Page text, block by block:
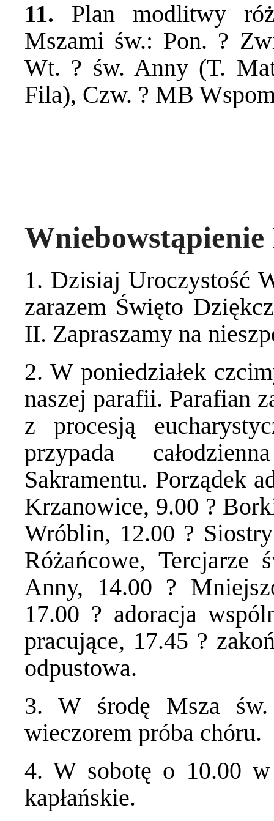
11. Plan modlitwy
Mszami św.: Pon. ?
Wt. ? św. Anny (T.
Fila), Czw. ? MB
Wniebowstąpienie
1. Dzisiaj Uroczystość
zarazem Święto
II. Zapraszamy na
2. W poniedziałek
naszej parafii. Parafian
z procesją
przypada
Sakramentu. Porządek
Krzanowice, 9.00 ?
Wróblin, 12.00 ?
Różańcowe, Tercjarze
Anny, 14.00 ?
17.00 ? adoracja
pracujące, 17.45 ?
odpustowa.
3. W środę Msza
wieczorem próba chóru.
4. W sobotę o 10.00
kapłańskie.